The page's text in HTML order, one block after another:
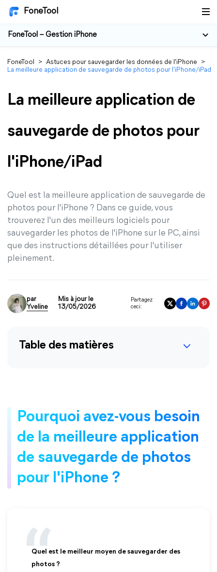
FoneTool
FoneTool – Gestion iPhone
FoneTool > Astuces pour sauvegarder les données de l'iPhone
>
La meilleure application de sauvegarde de photos pour l'iPhone/iPad
La meilleure application de
sauvegarde de photos pour
l'iPhone/iPad
Quel est la meilleure application de sauvegarde de
photos pour l'iPhone ? Dans ce guide, vous
trouverez l'un des meilleurs logiciels pour
sauvegarder les photos de l'iPhone sur le PC, ainsi
que des instructions détaillées pour l'utiliser
pleinement.
par
Yveline
Mis à jour le
13/05/2026
Partagez
ceci:
Table des matières
Pourquoi avez-vous besoin
de la meilleure application
de sauvegarde de photos
pour l'iPhone ?
Quel est le meilleur moyen de sauvegarder des
photos ?